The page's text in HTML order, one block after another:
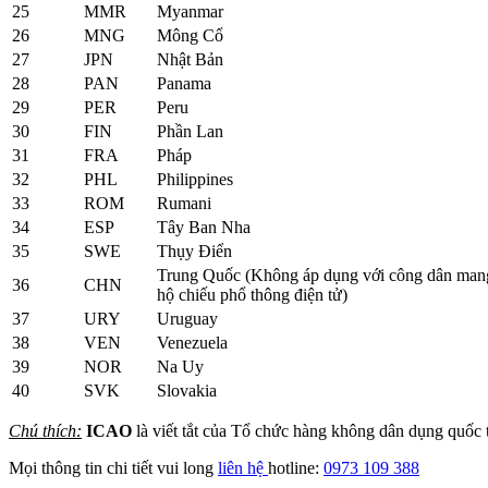
25
MMR
Myanmar
26
MNG
Mông Cổ
27
JPN
Nhật Bản
28
PAN
Panama
29
PER
Peru
30
FIN
Phần Lan
31
FRA
Pháp
32
PHL
Philippines
33
ROM
Rumani
34
ESP
Tây Ban Nha
35
SWE
Thụy Điển
36
CHN
Trung Quốc (Không áp dụng với công dân
hộ chiếu phổ thông điện tử)
37
URY
Uruguay
38
VEN
Venezuela
39
NOR
Na Uy
40
SVK Slovakia
Chú thích: ICAO là viết tắt của Tổ chức hàng không dân dụng quốc
Mọi thông tin chi tiết vui long liên hệ hotline: 0973 109 388